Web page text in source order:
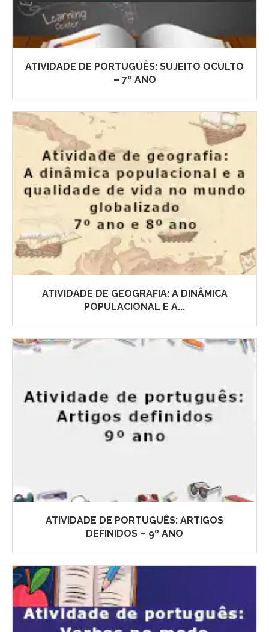
ATIVIDADE DE PORTUGUÊS: SUJEITO OCULTO
– 7º ANO
ATIVIDADE DE GEOGRAFIA: A DINÂMICA
POPULACIONAL E A...
ATIVIDADE DE PORTUGUÊS: ARTIGOS
DEFINIDOS – 9º ANO